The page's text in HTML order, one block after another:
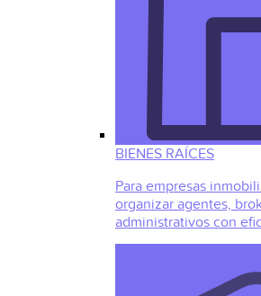
BIENES RAÍCES
Para empresas
organizar agentes,
administrativos con